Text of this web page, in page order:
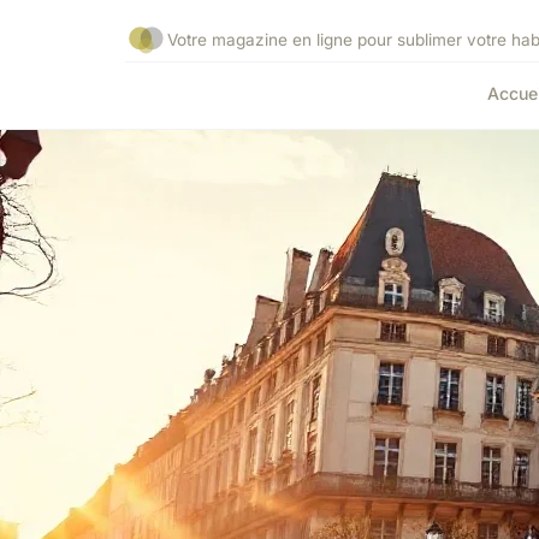
Votre magazine en ligne pour sublimer votre